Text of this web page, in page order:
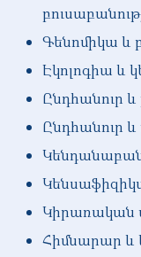
Գենոմիկա և
Էկոլոգիա և
Ընդհանուր
Ընդհանուր և
Կիրառական
Հիմնարար և